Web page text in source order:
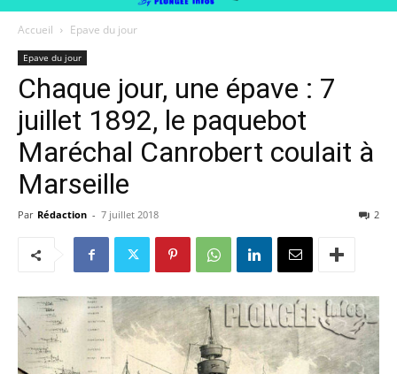
Accueil Epave du jour
Epave du jour
Chaque jour, une épave : 7
juillet 1892, le paquebot
Maréchal Canrobert coulait à
Marseille
Par Rédaction - 7 juillet 2018 2